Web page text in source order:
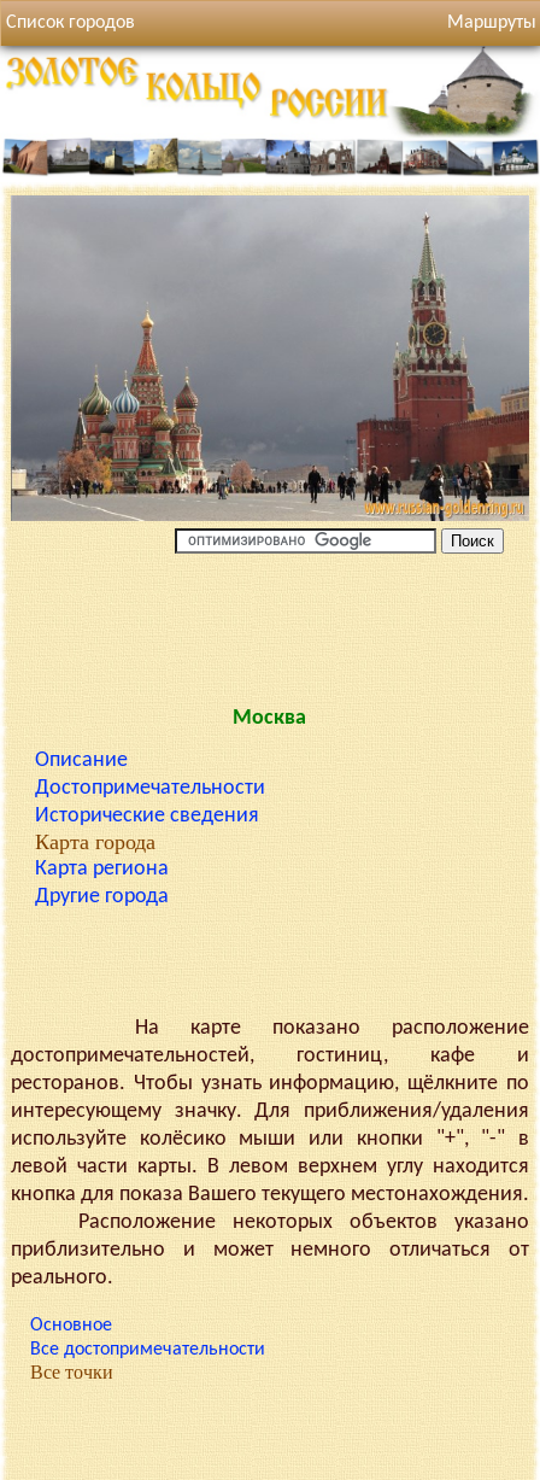
Список городов Маршруты
Москва
Описание
Достопримечательности
Исторические сведения
Карта города
Карта региона
Другие города
На карте показано расположение
достопримечательностей, гостиниц, кафе и
ресторанов. Чтобы узнать информацию, щёлкните по
интересующему значку. Для приближения/удаления
используйте колёсико мыши или кнопки "+", "-" в
левой части карты. В левом верхнем углу находится
кнопка для показа Вашего текущего местонахождения.
Расположение некоторых объектов указано
приблизительно и может немного отличаться от
реального.
Основное
Все достопримечательности
Все точки